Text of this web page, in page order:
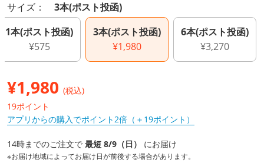
サイズ： 3本(ポスト投函)
1本(ポスト投函)
¥575
3本(ポスト投函)
¥1,980
6本(ポスト投函)
¥3,270
¥1,980 (税込)
19ポイント
アプリからの購入でポイント2倍（＋19ポイント）
14時までのご注文で 最短 8/9（日） にお届け
※お届け地域によってお届け日が前後する場合があります。